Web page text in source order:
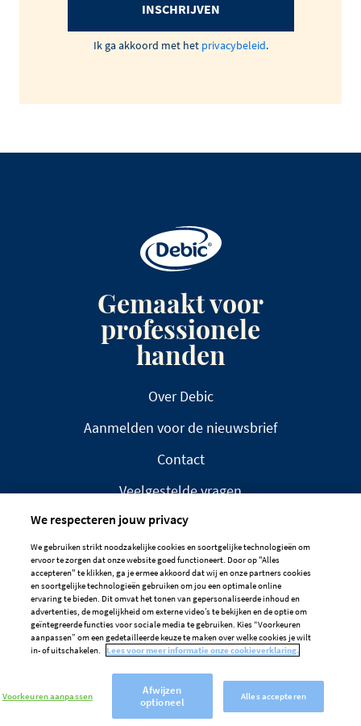
INSCHRIJVEN
Ik ga akkoord met het privacybeleid.
Gemaakt voor
professionele
handen
Over Debic
Aanmelden voor de nieuwsbrief
Contact
Veelgestelde vragen
DISCLAIMER
PRIVACYBELEID
COOKIEBELEID
Cookievoorkeuren
We respecteren jouw privacy
We gebruiken strikt noodzakelijke cookies en soortgelijke technologieën om
ervoor te zorgen dat onze website goed functioneert. Door op "Alles
accepteren" te klikken, ga je ermee akkoord dat wij en onze partners cookies
en soortgelijke technologieën gebruiken om jou een optimale online
ervaring te bieden. Dit omvat het tonen van gepersonaliseerde inhoud en
advertenties, de mogelijkheid om externe video’s te bekijken en de optie om
geïntegreerde functies voor sociale media te gebruiken. Kies “Voorkeuren
aanpassen” om een gedetailleerde keuze te maken over welke cookies je wilt
in- of uitschakelen.
Lees voor meer informatie onze cookieverklaring.
Voorkeuren aanpassen
Afwijzen
optioneel
Alles accepteren